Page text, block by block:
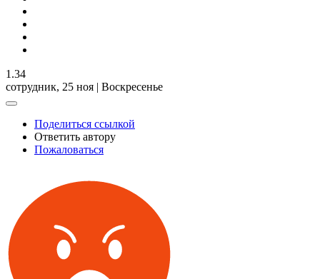
1.34
сотрудник, 25 ноя | Воскресенье
Поделиться ссылкой
Ответить автору
Пожаловаться